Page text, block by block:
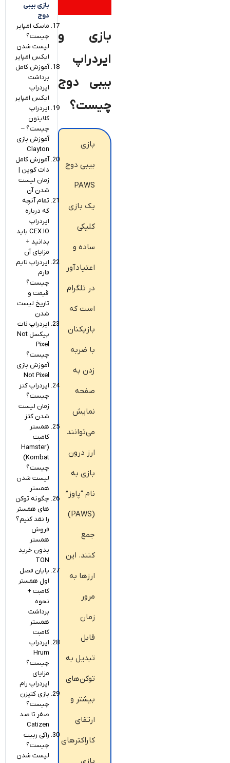
بازی و
ایردراپ
بیبی دوج
چیست؟
بازی
بیبی دوج
PAWS
یک بازی
کلیکی
ساده و
اعتیادآور
در تلگرام
است که
بازیکنان
با ضربه
زدن به
صفحه
نمایش
می‌توانند
ارز درون
بازی به
نام “پاوز”
(PAWS)
جمع
کنند. این
ارزها به
مرور
زمان
قابل
تبدیل به
توکن‌های
بیشتر و
ارتقای
کاراکترهای
بازی
بازی بیبی
دوج
ماسک امپایر
چیست؟
لیست شدن
ایکس امپایر
آموزش کامل
برداشت
ایردراپ
ایکس امپایر
ایردراپ
کلایتون
چیست؟ –
آموزش بازی
Clayton
آموزش کامل
دات کوین |
زمان لیست
شدن آن
تمام آنچه
که درباره
ایردراپ
CEX.IO باید
بدانید +
مزایای آن
ایردراپ تایم
فارم
چیست؟
قیمت و
تاریخ لیست
شدن
ایردراپ نات
پیکسل Not
Pixel
چیست؟
آموزش بازی
Not Pixel
ایردراپ کتز
چیست؟
زمان لیست
شدن کتز
همستر
کامبت
(Hamster
Kombat)
چیست؟
لیست شدن
همستر
چگونه توکن
های همستر
را نقد کنیم؟
فروش
همستر
بدون خرید
TON
پایان فصل
اول همستر
کامبت +
نحوه
برداشت
همستر
کامبت
ایردراپ
Hrum
چیست؟
مزایای
ایردراپ رام
بازی کتیزن
چیست؟
صفر تا صد
Catizen
راکی ربیت
چیست؟
لیست شدن